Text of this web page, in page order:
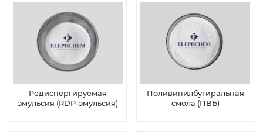
Редиспергируемая
эмульсия (RDP-эмульсия)
Поливинилбутиральная
смола (ПВБ)